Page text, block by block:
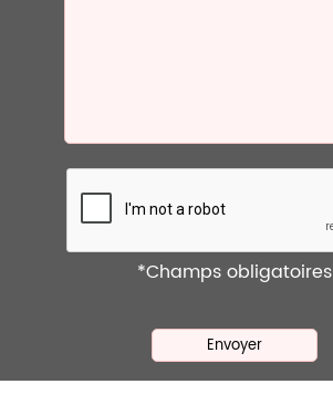
*Champs obligatoires